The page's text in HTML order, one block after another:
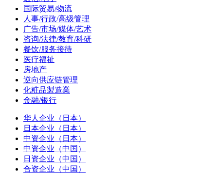
国际贸易/物流
人事/行政/高级管理
广告/市场/媒体/艺术
咨询/法律/教育/科研
餐饮/服务接待
医疗福祉
房地产
逆向供应链管理
化粧品製造業
金融/银行
华人企业（日本）
日本企业（日本）
中资企业（日本）
中资企业（中国）
日资企业（中国）
合资企业（中国）